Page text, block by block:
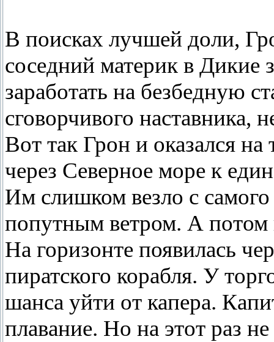
В поисках лучшей доли,
соседний материк в Дикие
заработать на безбедную
сговорчивого наставника,
Вот так Грон и оказался
через Северное море к
Им слишком везло с
попутным ветром. А потом
На горизонте появилась
пиратского корабля. У
шанса уйти от капера.
плавание. Но на этот раз